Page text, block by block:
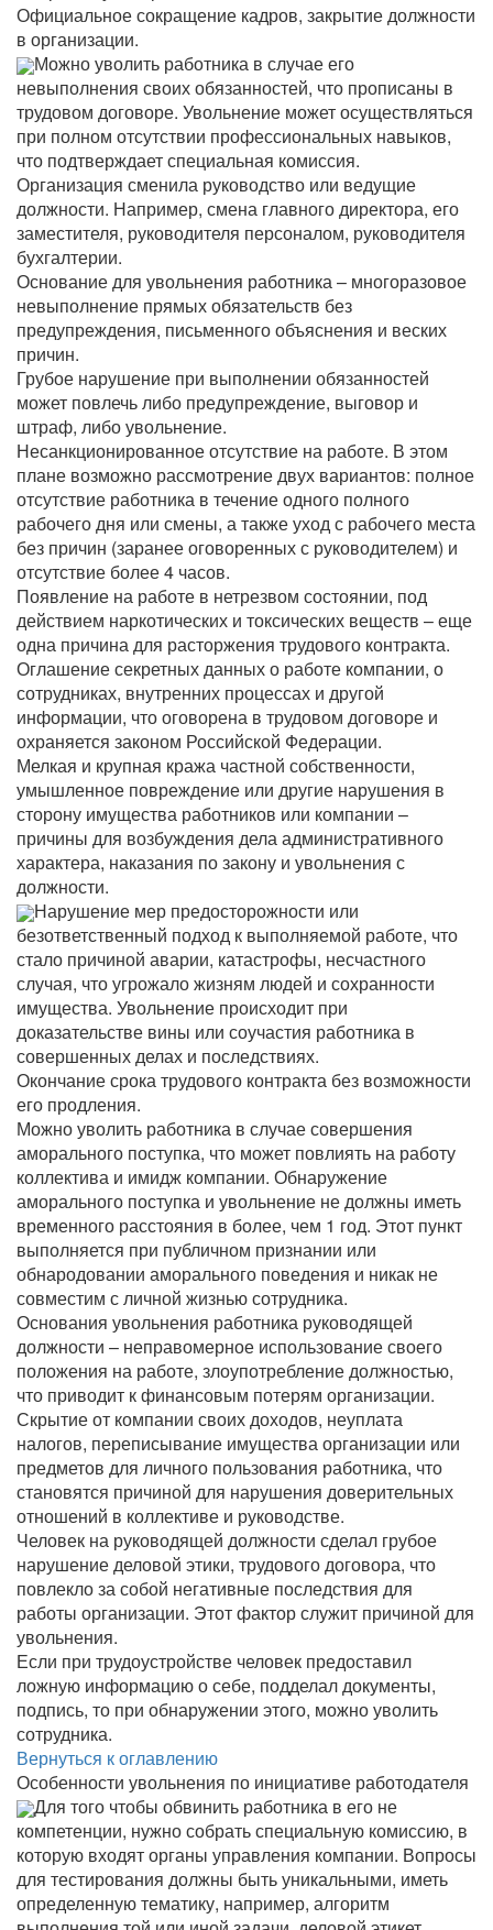
Официальное сокращение кадров, закрытие должности
в организации.
Можно уволить работника в случае его
невыполнения своих обязанностей, что прописаны в
трудовом договоре. Увольнение может осуществляться
при полном отсутствии профессиональных навыков,
что подтверждает специальная комиссия.
Организация сменила руководство или ведущие
должности. Например, смена главного директора, его
заместителя, руководителя персоналом, руководителя
бухгалтерии.
Основание для увольнения работника – многоразовое
невыполнение прямых обязательств без
предупреждения, письменного объяснения и веских
причин.
Грубое нарушение при выполнении обязанностей
может повлечь либо предупреждение, выговор и
штраф, либо увольнение.
Несанкционированное отсутствие на работе. В этом
плане возможно рассмотрение двух вариантов: полное
отсутствие работника в течение одного полного
рабочего дня или смены, а также уход с рабочего места
без причин (заранее оговоренных с руководителем) и
отсутствие более 4 часов.
Появление на работе в нетрезвом состоянии, под
действием наркотических и токсических веществ – еще
одна причина для расторжения трудового контракта.
Оглашение секретных данных о работе компании, о
сотрудниках, внутренних процессах и другой
информации, что оговорена в трудовом договоре и
охраняется законом Российской Федерации.
Мелкая и крупная кража частной собственности,
умышленное повреждение или другие нарушения в
сторону имущества работников или компании –
причины для возбуждения дела административного
характера, наказания по закону и увольнения с
должности.
Нарушение мер предосторожности или
безответственный подход к выполняемой работе, что
стало причиной аварии, катастрофы, несчастного
случая, что угрожало жизням людей и сохранности
имущества. Увольнение происходит при
доказательстве вины или соучастия работника в
совершенных делах и последствиях.
Окончание срока трудового контракта без возможности
его продления.
Можно уволить работника в случае совершения
аморального поступка, что может повлиять на работу
коллектива и имидж компании. Обнаружение
аморального поступка и увольнение не должны иметь
временного расстояния в более, чем 1 год. Этот пункт
выполняется при публичном признании или
обнародовании аморального поведения и никак не
совместим с личной жизнью сотрудника.
Основания увольнения работника руководящей
должности – неправомерное использование своего
положения на работе, злоупотребление должностью,
что приводит к финансовым потерям организации.
Скрытие от компании своих доходов, неуплата
налогов, переписывание имущества организации или
предметов для личного пользования работника, что
становятся причиной для нарушения доверительных
отношений в коллективе и руководстве.
Человек на руководящей должности сделал грубое
нарушение деловой этики, трудового договора, что
повлекло за собой негативные последствия для
работы организации. Этот фактор служит причиной для
увольнения.
Если при трудоустройстве человек предоставил
ложную информацию о себе, подделал документы,
подпись, то при обнаружении этого, можно уволить
сотрудника.
Вернуться к оглавлению
Особенности увольнения по инициативе работодателя
Для того чтобы обвинить работника в его не
компетенции, нужно собрать специальную комиссию, в
которую входят органы управления компании. Вопросы
для тестирования должны быть уникальными, иметь
определенную тематику, например, алгоритм